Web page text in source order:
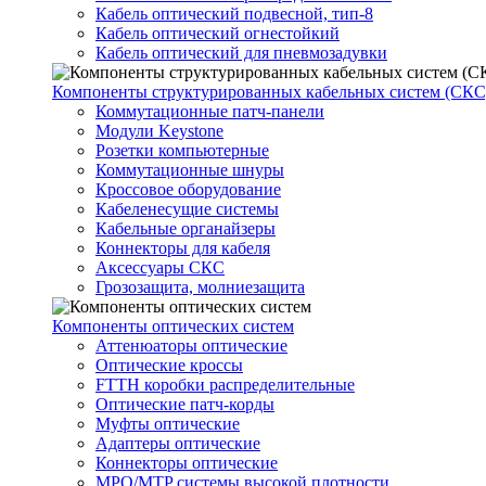
Кабель оптический подвесной, тип-8
Кабель оптический огнестойкий
Кабель оптический для пневмозадувки
Компоненты структурированных кабельных систем
Коммутационные патч-панели
Модули Keystone
Розетки компьютерные
Коммутационные шнуры
Кроссовое оборудование
Кабеленесущие системы
Кабельные органайзеры
Коннекторы для кабеля
Аксессуары СКС
Грозозащита, молниезащита
Компоненты оптических систем
Аттенюаторы оптические
Оптические кроссы
FTTH коробки распределительные
Оптические патч-корды
Муфты оптические
Адаптеры оптические
Коннекторы оптические
MPO/MTP системы высокой плотности